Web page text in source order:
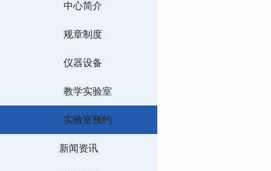
中心简介
规章制度
仪器设备
教学实验室
实验室预约
新闻资讯